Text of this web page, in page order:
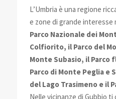
L’Umbria è una regione
e zone di grande interesse
Parco Nazionale dei
Colfiorito, il Parco del
Monte Subasio, il Parco
Parco di Monte Peglia e
del Lago Trasimeno e il
Nelle vicinanze di Gubbio ti